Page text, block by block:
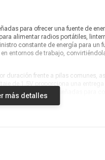
Vendido por
para ofrecer una fuente de
alimentar radios portátiles,
constante de energía para un
entornos de trabajo,
duración frente a pilas comunes,
Además, están diseñadas para
La presentación en paquete
convierte en un aliado
acompañar tus dispositivos
más detalles